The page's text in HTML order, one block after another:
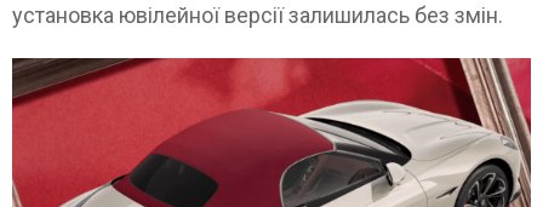
установка ювілейної версії залишилась без змін.